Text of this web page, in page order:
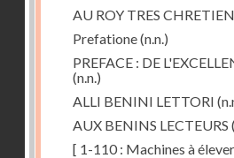
AU ROY TRES CHRETIEN
Prefatione(n.n.)
PREFACE : DE
(n.n.)
ALLI BENINI LETTORI
AUX BENINS LECTEURS
[ 1-110 : Machines à